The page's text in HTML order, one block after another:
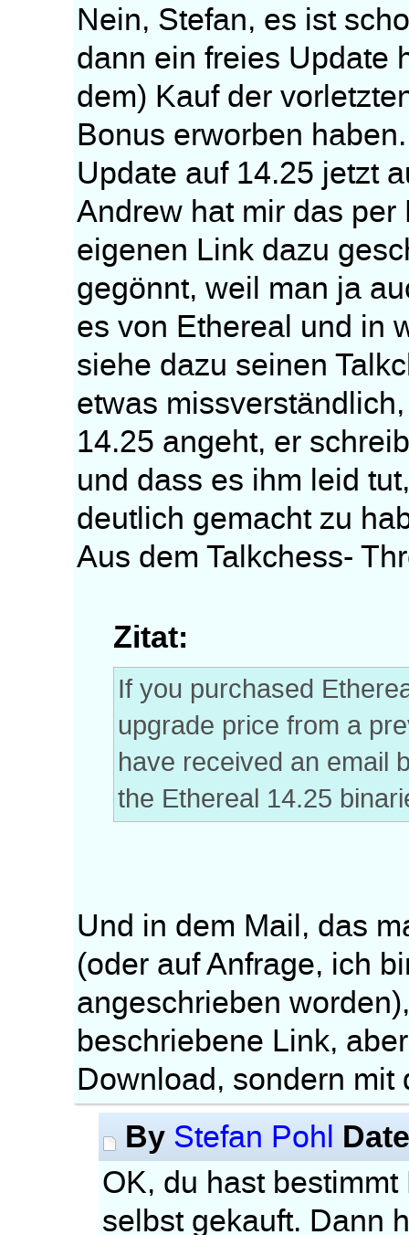
Nein, Stefan, es ist
dann ein freies Update
dem) Kauf der
Bonus erworben
Update auf 14.25 jetzt
Andrew hat mir das
eigenen Link dazu
gegönnt, weil man ja
es von Ethereal und in
siehe dazu seinen
etwas
14.25 angeht, er
und dass es ihm leid
deutlich gemacht zu
Aus dem Talkchess-
Zitat:
If you purchased
upgrade price from a
have received an email
the Ethereal 14.25
Und in dem Mail, das
(oder auf Anfrage, ich
angeschrieben
beschriebene Link,
Download, sondern
By Stefan Pohl
OK, du hast
selbst gekauft. Dann